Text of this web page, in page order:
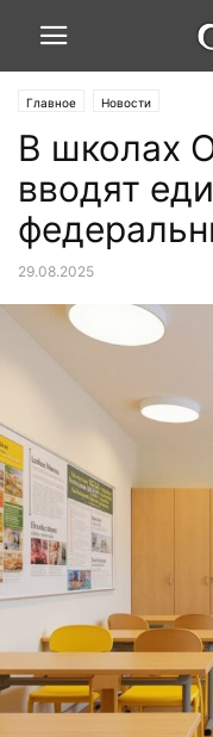
Главное Новости
В школах
вводят
29.08.2025